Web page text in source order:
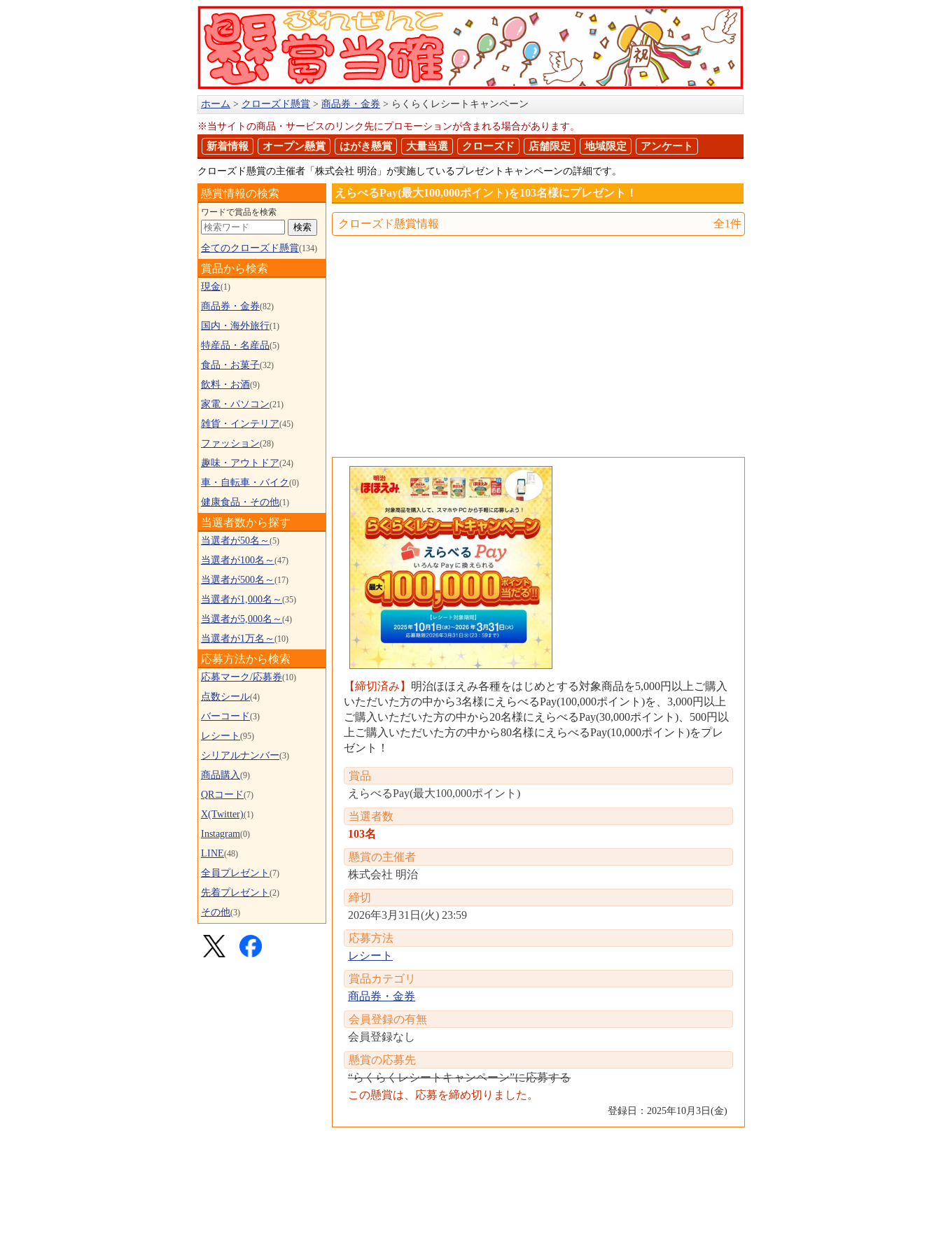
ホーム クローズド懸賞 商品券・金券 らくらくレシートキャンペーン
※当サイトの商品・サービスのリンク先にプロモーションが含まれる場合があります。
新着情報 オープン懸賞 はがき懸賞 大量当選 クローズド 店舗限定 地域限定 アンケート
クローズド懸賞の主催者「株式会社 明治」が実施しているプレゼントキャンペーンの詳細です。
えらべるPay(最大100,000ポイント)を103名様にプレゼント！
クローズド懸賞情報 全1件
【締切済み】 明治ほほえみ各種をはじめとする対象商品を5,000円以上ご購入
いただいた方の中から3名様にえらべるPay(100,000ポイント)を、3,000円以上
ご購入いただいた方の中から20名様にえらべるPay(30,000ポイント)、500円以
上ご購入いただいた方の中から80名様にえらべるPay(10,000ポイント)をプレ
ゼント！
賞品
えらべるPay(最大100,000ポイント)
当選者数
103名
懸賞の主催者
株式会社 明治
締切
2026年3月31日(火) 23:59
応募方法
レシート
賞品カテゴリ
商品券・金券
会員登録の有無
会員登録なし
懸賞の応募先
“らくらくレシートキャンペーン”に応募する
この懸賞は、応募を締め切りました。
登録日：2025年10月3日(金)
懸賞情報の検索
ワードで賞品を検索
全てのクローズド懸賞(134)
賞品から検索
現金(1)
商品券・金券(82)
国内・海外旅行(1)
特産品・名産品(5)
食品・お菓子(32)
飲料・お酒(9)
家電・パソコン(21)
雑貨・インテリア(45)
ファッション(28)
趣味・アウトドア(24)
車・自転車・バイク(0)
健康食品・その他(1)
当選者数から探す
当選者が50名～ (5)
当選者が100名～ (47)
当選者が500名～ (17)
当選者が1,000名～ (35)
当選者が5,000名～ (4)
当選者が1万名～ (10)
応募方法から検索
応募マーク/応募券(10)
点数シール(4)
バーコード(3)
レシート (95)
シリアルナンバー(3)
商品購入(9)
QRコード(7)
X(Twitter)(1)
Instagram(0)
LINE(48)
全員プレゼント (7)
先着プレゼント (2)
その他(3)